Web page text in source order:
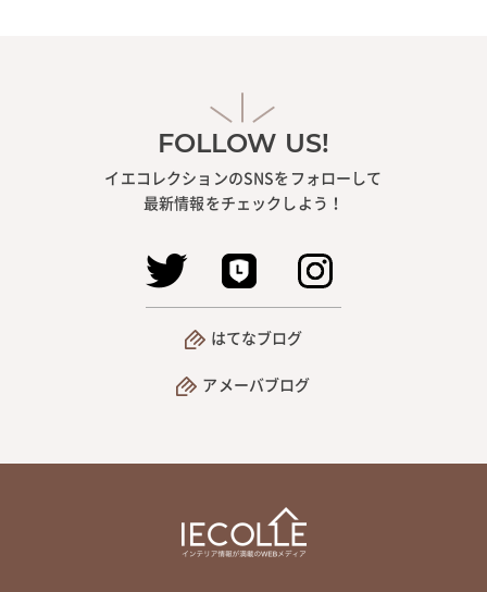
FOLLOW US!
イエコレクションのSNSをフォローして
最新情報をチェックしよう！
はてなブログ
アメーバブログ